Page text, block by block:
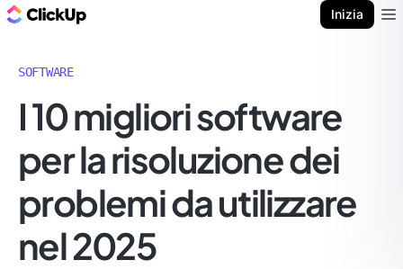
Inizia
SOFTWARE
I 10 migliori software
per la risoluzione dei
problemi da utilizzare
nel 2025